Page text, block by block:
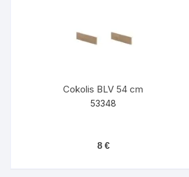
Cokolis BLV 54 cm
53348
8 €